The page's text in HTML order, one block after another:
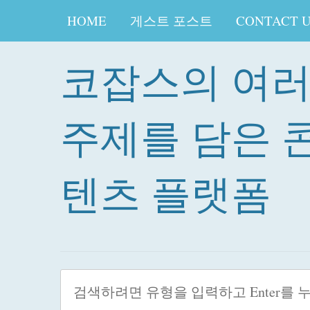
HOME 게스트 포스트 CONTACT
코잡스의 여러
주제를 담은
텐츠 플랫폼